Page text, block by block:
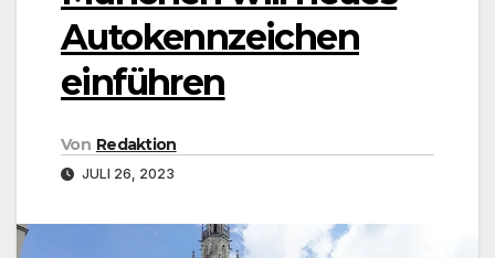
Autokennzeichen
einführen
Von Redaktion
JULI 26, 2023